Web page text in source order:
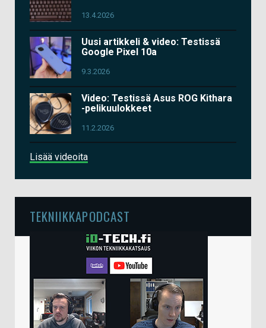
13.4.2026
Uusi artikkeli & video: Testissä
Google Pixel 10a
9.3.2026
Video: Testissä Asus ROG Kithara
-pelikuulokkeet
11.2.2026
Lisää videoita
TEKNIIKKAPODCAST